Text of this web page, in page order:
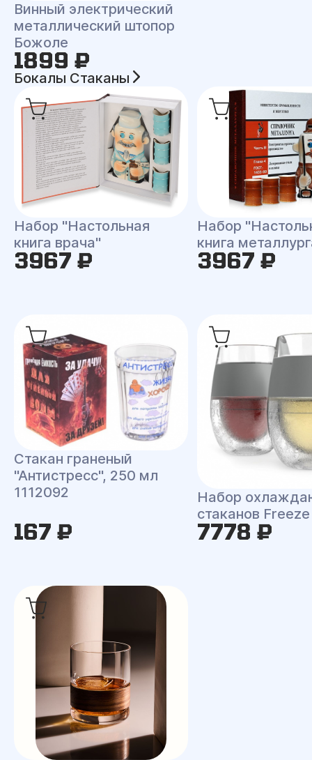
Винный электрический
металлический штопор
Божоле
1899 ₽
Бокалы Стаканы
Набор "Настольная
книга врача"
3967 ₽
Набор
книга
3967 ₽
Стакан граненый
"Антистресс", 250 мл
1112092
167 ₽
Набор
стаканов Freeze
7778 ₽